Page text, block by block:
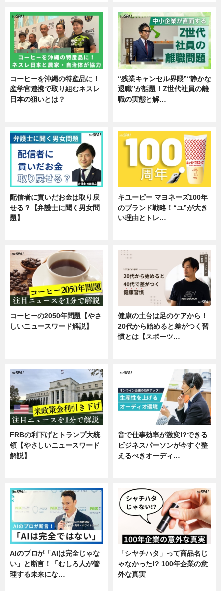
コーヒーを沖縄の特産品に！
産学官連携で取り組むネスレ
日本の狙いとは？
“残業キャンセル界隈”“静かな
退職”が話題！Z世代社員の離
職の実態と解…
配信者に貢いだお金は取り戻
せる？【弁護士に聞く男女問
題】
キユーピー マヨネーズ100年
のブランド戦略！“ユ”が大き
い理由とトレ…
コーヒーの2050年問題【やさ
しいニュースワード解説】
健康の土台は足のケアから！
20代から始めると差がつく習
慣とは【スポーツ…
FRBの利下げとトランプ大統
領【やさしいニュースワード
解説】
音で仕事効率が激変!?できる
ビジネスパーソンが今すぐ整
えるべきオーディ…
AIのプロが「AIは完全じゃな
い」と断言！「むしろ人が管
理する未来にな…
「シヤチハタ」って商品名じ
ゃなかった!? 100年企業の意
外な真実